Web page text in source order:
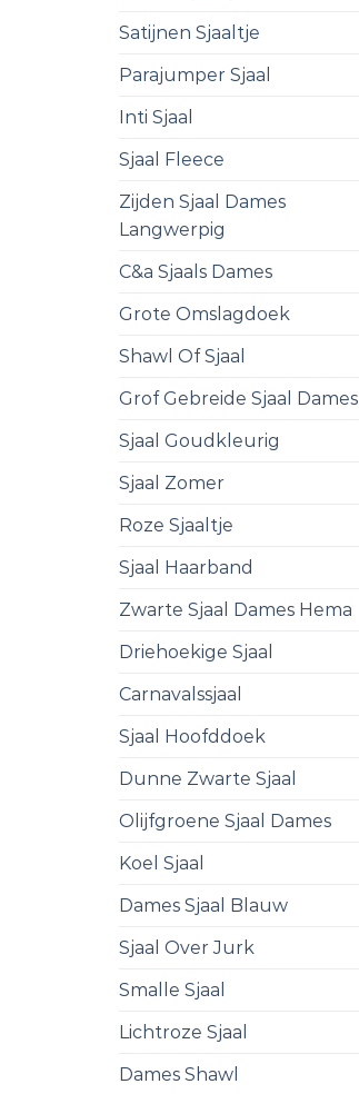
Satijnen Sjaaltje
Parajumper Sjaal
Inti Sjaal
Sjaal Fleece
Zijden Sjaal Dames
Langwerpig
C&a Sjaals Dames
Grote Omslagdoek
Shawl Of Sjaal
Grof Gebreide Sjaal Dames
Sjaal Goudkleurig
Sjaal Zomer
Roze Sjaaltje
Sjaal Haarband
Zwarte Sjaal Dames Hema
Driehoekige Sjaal
Carnavalssjaal
Sjaal Hoofddoek
Dunne Zwarte Sjaal
Olijfgroene Sjaal Dames
Koel Sjaal
Dames Sjaal Blauw
Sjaal Over Jurk
Smalle Sjaal
Lichtroze Sjaal
Dames Shawl